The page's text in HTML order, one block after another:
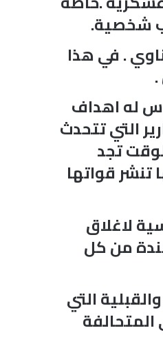
شخصية.
. في هذا
له اهداف
التي تتحدث
تجد
قواتها
لاغلاق
من كل
التي